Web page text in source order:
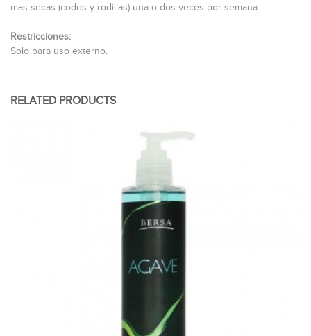
mas secas (codos y rodillas) una o dos veces por semana.
Restricciones:
Solo para uso externo.
RELATED PRODUCTS